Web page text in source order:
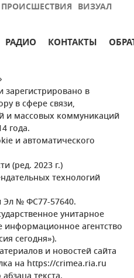
ПРОИСШЕСТВИЯ ВИЗУАЛ
РАДИО КОНТАКТЫ
зарегистрировано в
в сфере связи,
и массовых коммуникаций
года.
и автоматического
(ред. 2023 г.)
технологий
Эл № ФС77-57640.
унитарное
агентство
сегодня»).
и новостей сайта
на https://crimea.ria.ru